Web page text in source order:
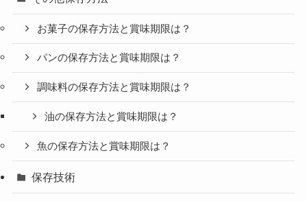
お菓子の保存方法と賞味期限は？
パンの保存方法と賞味期限は？
調味料の保存方法と賞味期限は？
油の保存方法と賞味期限は？
魚の保存方法と賞味期限は？
保存技術